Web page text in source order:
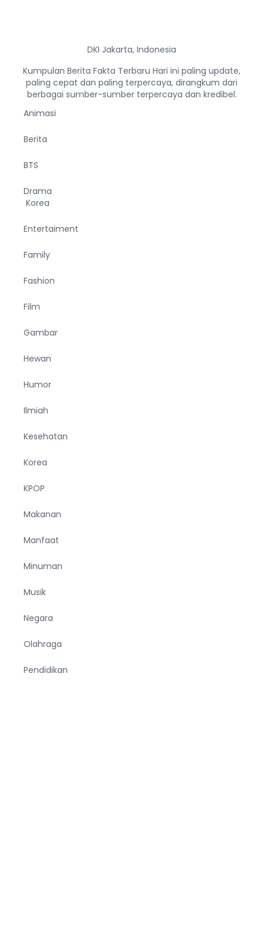
DKI Jakarta, Indonesia
Kumpulan Berita Fakta Terbaru Hari ini paling update,
paling cepat dan paling terpercaya, dirangkum dari
berbagai sumber-sumber terpercaya dan kredibel.
Animasi
Berita
BTS
Drama
Korea
Entertaiment
Family
Fashion
Film
Gambar
Hewan
Humor
Ilmiah
Kesehatan
Korea
KPOP
Makanan
Manfaat
Minuman
Musik
Negara
Olahraga
Pendidikan